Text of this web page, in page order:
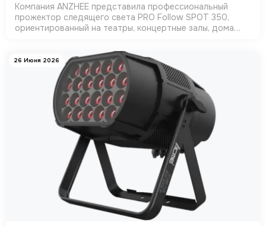
Компания ANZHEE представила профессиональный
прожектор следящего света PRO Follow SPOT 350,
ориентированный на театры, концертные залы, дома
высокую яркость, компактные размеры и расши…
26 Июня 2026